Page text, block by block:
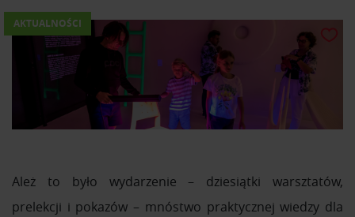
AKTUALNOŚCI
Ależ to było wydarzenie – dziesiątki warsztatów,
prelekcji i pokazów – mnóstwo praktycznej wiedzy dla